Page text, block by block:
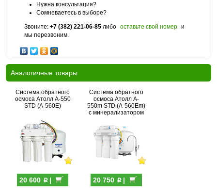
Нужна консультация?
Сомневаетесь в выборе?
Звоните: +7 (382) 221-06-85 либо оставьте свой номер и
мы перезвоним.
Аналогичные товары
Система обратного
осмоса Атолл A-550
STD (A-560E)
20 600 p|
Система обратного
осмоса Атолл A-
550m STD (A-560Em)
с минерализатором
20 750 p|